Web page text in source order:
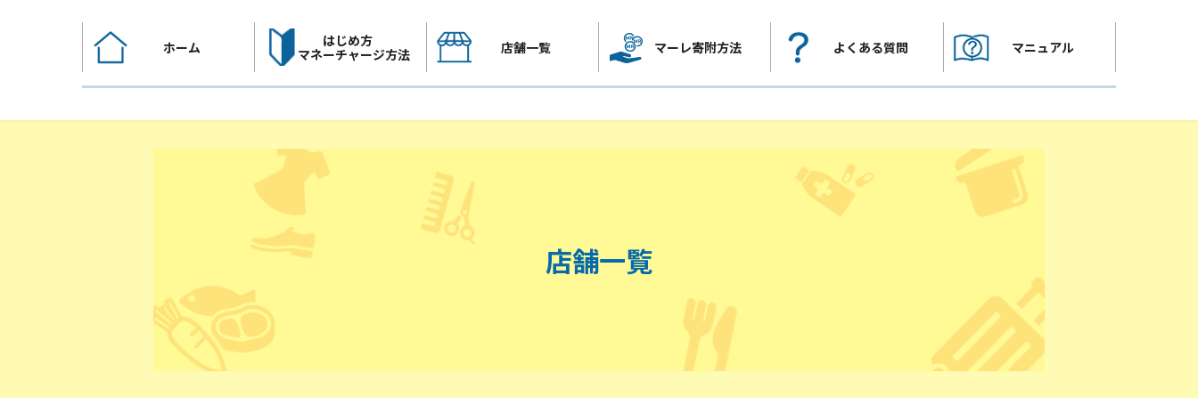
へ
ホーム
はじめ方
マネーチャージ方法
店舗一覧 マーレ寄附方法 よくある質問 マニュアル
店舗一覧